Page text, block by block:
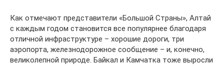
Как отмечают представители «Большой Страны», Алтай
с каждым годом становится все популярнее благодаря
отличной инфраструктуре – хорошие дороги, три
аэропорта, железнодорожное сообщение – и, конечно,
великолепной природе. Байкал и Камчатка тоже выросли